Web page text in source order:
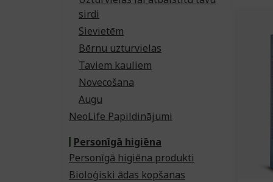
sirdi
Sievietēm
Bērnu uzturvielas
Taviem kauliem
Novecošana
Augu
NeoLife Papildinājumi
Personīgā higiēna
Personīgā higiēna produkti
Bioloģiski ādas kopšanas